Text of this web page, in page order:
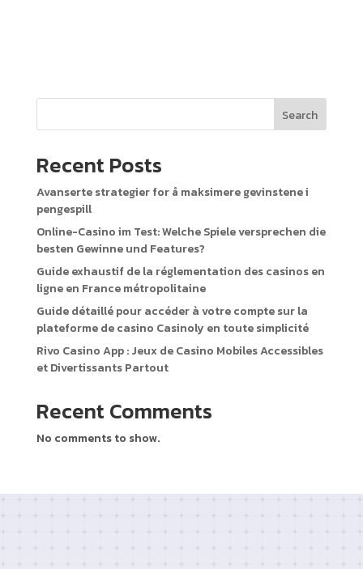
Search
Recent Posts
Avanserte strategier for å maksimere gevinstene i
pengespill
Online-Casino im Test: Welche Spiele versprechen die
besten Gewinne und Features?
Guide exhaustif de la réglementation des casinos en
ligne en France métropolitaine
Guide détaillé pour accéder à votre compte sur la
plateforme de casino Casinoly en toute simplicité
Rivo Casino App : Jeux de Casino Mobiles Accessibles
et Divertissants Partout
Recent Comments
No comments to show.